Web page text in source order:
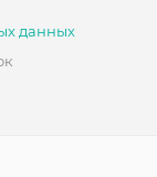
данных